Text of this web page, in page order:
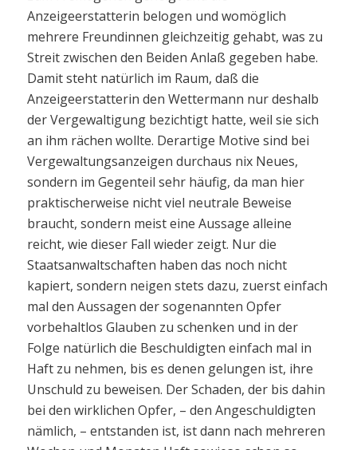
Anzeigeerstatterin belogen und womöglich
mehrere Freundinnen gleichzeitig gehabt, was zu
Streit zwischen den Beiden Anlaß gegeben habe.
Damit steht natürlich im Raum, daß die
Anzeigeerstatterin den Wettermann nur deshalb
der Vergewaltigung bezichtigt hatte, weil sie sich
an ihm rächen wollte. Derartige Motive sind bei
Vergewaltungsanzeigen durchaus nix Neues,
sondern im Gegenteil sehr häufig, da man hier
praktischerweise nicht viel neutrale Beweise
braucht, sondern meist eine Aussage alleine
reicht, wie dieser Fall wieder zeigt. Nur die
Staatsanwaltschaften haben das noch nicht
kapiert, sondern neigen stets dazu, zuerst einfach
mal den Aussagen der sogenannten Opfer
vorbehaltlos Glauben zu schenken und in der
Folge natürlich die Beschuldigten einfach mal in
Haft zu nehmen, bis es denen gelungen ist, ihre
Unschuld zu beweisen. Der Schaden, der bis dahin
bei den wirklichen Opfer, – den Angeschuldigten
nämlich, – entstanden ist, ist dann nach mehreren